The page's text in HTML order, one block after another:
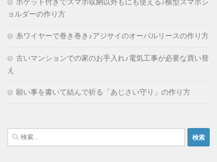
ポケット付きでスマホ収納以外もにも使える♪横型スマホシ
ョルダーの作り方
糸ワイヤーで巻き巻き♪アジサイのオーバルリースの作り方
古いマンションでの家のお手入れ♪電気工事が必要な買い替
え
願い事を書いて結んで祈る「あじさい守り」の作り方
検
索: